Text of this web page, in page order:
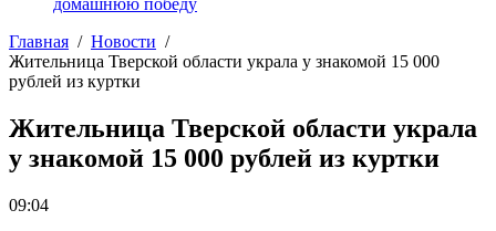
домашнюю победу
Главная
Новости
Жительница Тверской области украла у знакомой 15 000
рублей из куртки
Жительница Тверской области украла
у знакомой 15 000 рублей из куртки
09:04